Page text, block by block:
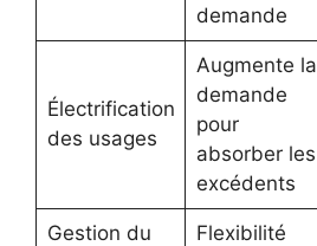
demande
Électrification
des usages
Augmente la
demande
pour
absorber les
excédents
Gestion du
Flexibilité